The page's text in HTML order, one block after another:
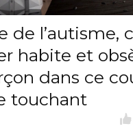
de l’autisme,
habite et
dans ce
touchant